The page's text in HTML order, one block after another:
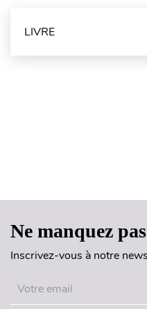
LIVRE
Ne manquez
Inscrivez-vous à notre